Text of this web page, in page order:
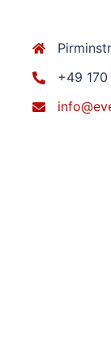
+49